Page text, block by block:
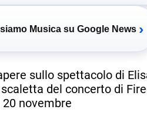
Musica su Google News ›
sullo spettacolo di
del concerto di
20 novembre